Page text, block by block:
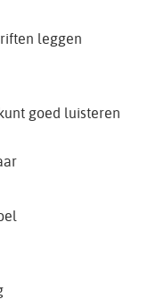
leggen
goed luisteren